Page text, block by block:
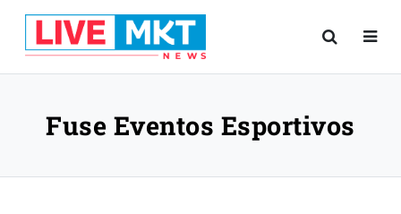
Fuse Eventos Esportivos